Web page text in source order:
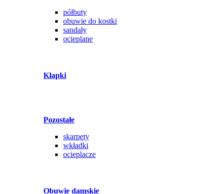
półbuty
obuwie do kostki
sandały
ocieplane
Klapki
Pozostałe
skarpety
wkładki
ocieplacze
Obuwie damskie